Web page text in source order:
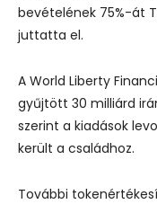
bevételének 75%-át
juttatta el.
A World Liberty
gyűjtött 30 milliárd
szerint a kiadások
került a családhoz.
További